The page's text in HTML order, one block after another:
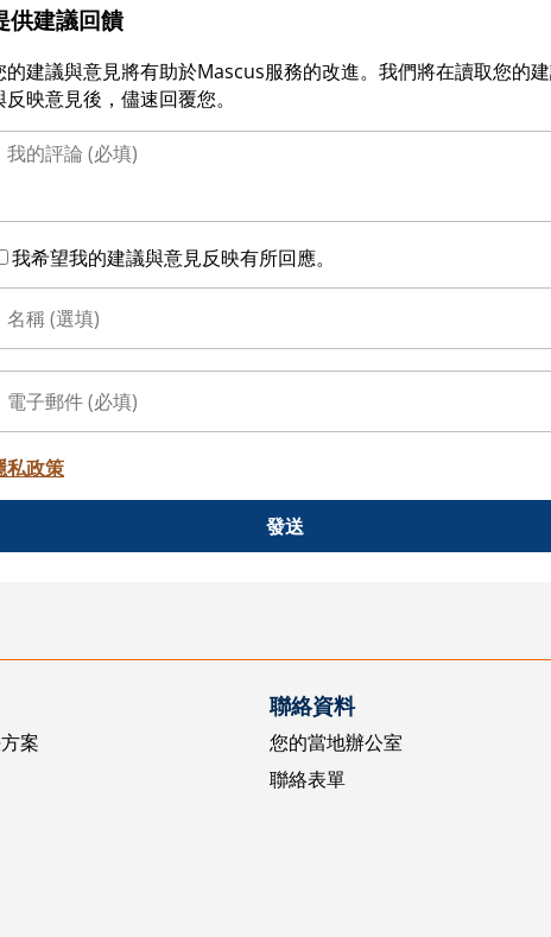
供建議回饋
的建議與意見將有助於Mascus服務的改進。我們將在讀取您的
反映意見後，儘速回覆您。
我希望我的建議與意見反映有所回應。
私政策
發送
案
聯絡資料
您的當地辦公室
聯絡表單